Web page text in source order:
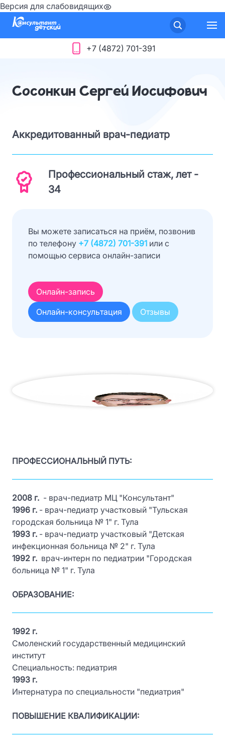
Версия для слабовидящих
+7 (4872) 701-391
Сосонкин Сергей Иосифович
Аккредитованный врач-педиатр
Профессиональный стаж, лет -
34
Вы можете записаться на приём, позвонив
по телефону +7 (4872) 701-391 или с
помощью сервиса онлайн-записи
Онлайн-запись
Онлайн-консультация
Отзывы
ПРОФЕССИОНАЛЬНЫЙ ПУТЬ:
2008 г. - врач-педиатр МЦ "Консультант"
1996 г. - врач-педиатр участковый "Тульская
городская больница № 1" г. Тула
1993 г. - врач-педиатр участковый "Детская
инфекционная больница № 2" г. Тула
1992 г. врач-интерн по педиатрии "Городская
больница № 1" г. Тула
ОБРАЗОВАНИЕ:
1992 г.
Смоленский государственный медицинский
институт
Специальность: педиатрия
1993 г.
Интернатура по специальности "педиатрия"
ПОВЫШЕНИЕ КВАЛИФИКАЦИИ: